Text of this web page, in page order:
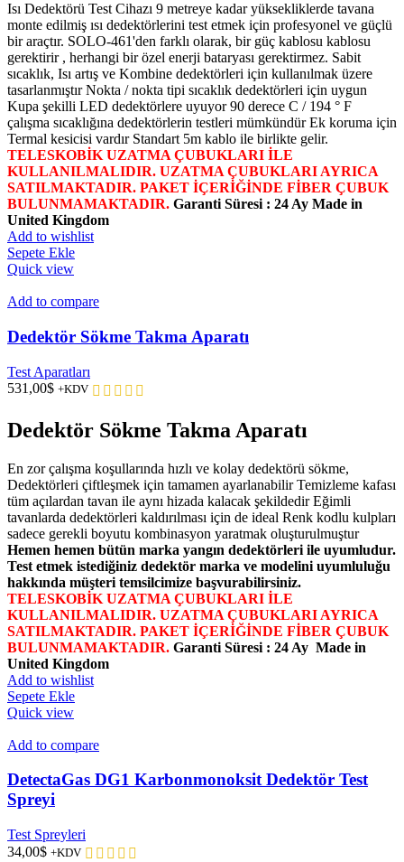
Isı Dedektörü Test Cihazı 9 metreye kadar yüksekliklerde tavana
monte edilmiş ısı dedektörlerini test etmek için profesyonel ve güçlü
bir araçtır. SOLO-461'den farklı olarak, bir güç kablosu kablosu
gerektirir , herhangi bir özel enerji bataryası gerektirmez. Sabit
sıcaklık, Isı artış ve Kombine dedektörleri için kullanılmak üzere
tasarlanmıştır Nokta / nokta tipi sıcaklık dedektörleri için uygun
Kupa şekilli LED dedektörlere uyuyor 90 derece C / 194 ° F
çalışma sıcaklığına dedektörlerin testleri mümkündür Ek koruma için
Termal kesicisi vardır Standart 5m kablo ile birlikte gelir.
TELESKOBİK UZATMA ÇUBUKLARI İLE
KULLANILMALIDIR. UZATMA ÇUBUKLARI AYRICA
SATILMAKTADIR. PAKET İÇERİĞİNDE FİBER ÇUBUK
BULUNMAMAKTADIR. Garanti Süresi : 24 Ay Made in
United Kingdom
Add to wishlist
Sepete Ekle
Quick view
Add to compare
Dedektör Sökme Takma Aparatı
Test Aparatları
531,00$ +KDV
Dedektör Sökme Takma Aparatı
En zor çalışma koşullarında hızlı ve kolay dedektörü sökme,
Dedektörleri çiftleşmek için tamamen ayarlanabilir Temizleme kafası
tüm açılardan tavan ile aynı hizada kalacak şekildedir Eğimli
tavanlarda dedektörleri kaldırılması için de ideal Renk kodlu kulpları
sadece gerekli boyutu kombinasyon yaratmak oluşturulmuştur
Hemen hemen bütün marka yangın dedektörleri ile uyumludur.
Test etmek istediğiniz dedektör marka ve modelini uyumluluğu
hakkında müşteri temsilcimize başvurabilirsiniz.
TELESKOBİK UZATMA ÇUBUKLARI İLE
KULLANILMALIDIR. UZATMA ÇUBUKLARI AYRICA
SATILMAKTADIR. PAKET İÇERİĞİNDE FİBER ÇUBUK
BULUNMAMAKTADIR. Garanti Süresi : 24 Ay Made in
United Kingdom
Add to wishlist
Sepete Ekle
Quick view
Add to compare
DetectaGas DG1 Karbonmonoksit Dedektör Test
Spreyi
Test Spreyleri
34,00$ +KDV